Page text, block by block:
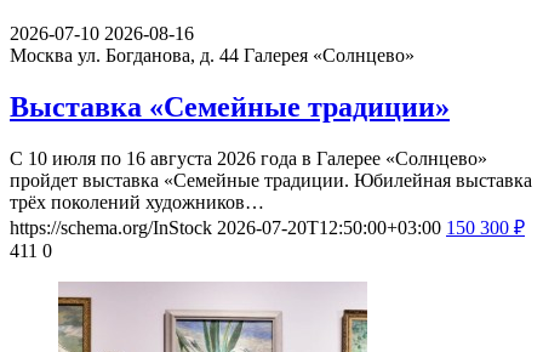
2026-07-10 2026-08-16
Москва ул. Богданова, д. 44 Галерея «Солнцево»
Выставка «Семейные традиции»
С 10 июля по 16 августа 2026 года в Галерее «Солнцево»
пройдет выставка «Семейные традиции. Юбилейная выставка
трёх поколений художников…
https://schema.org/InStock 2026-07-20T12:50:00+03:00 150 300 ₽
411 0